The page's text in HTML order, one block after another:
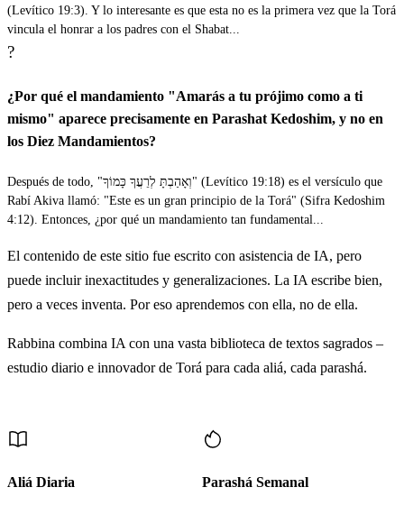
(Levítico 19:3). Y lo interesante es que esta no es la primera vez que la Torá
vincula el honrar a los padres con el Shabat...
?
¿Por qué el mandamiento "Amarás a tu prójimo como a ti
mismo" aparece precisamente en Parashat Kedoshim, y no en
los Diez Mandamientos?
Después de todo, "וְאָהַבְתָּ לְרֵעֲךָ כָּמוֹךָ" (Levítico 19:18) es el versículo que
Rabí Akiva llamó: "Este es un gran principio de la Torá" (Sifra Kedoshim
4:12). Entonces, ¿por qué un mandamiento tan fundamental...
El contenido de este sitio fue escrito con asistencia de IA, pero
puede incluir inexactitudes y generalizaciones. La IA escribe bien,
pero a veces inventa. Por eso aprendemos con ella, no de ella.
Rabbina combina IA con una vasta biblioteca de textos sagrados –
estudio diario e innovador de Torá para cada aliá, cada parashá.
Aliá Diaria Parashá Semanal